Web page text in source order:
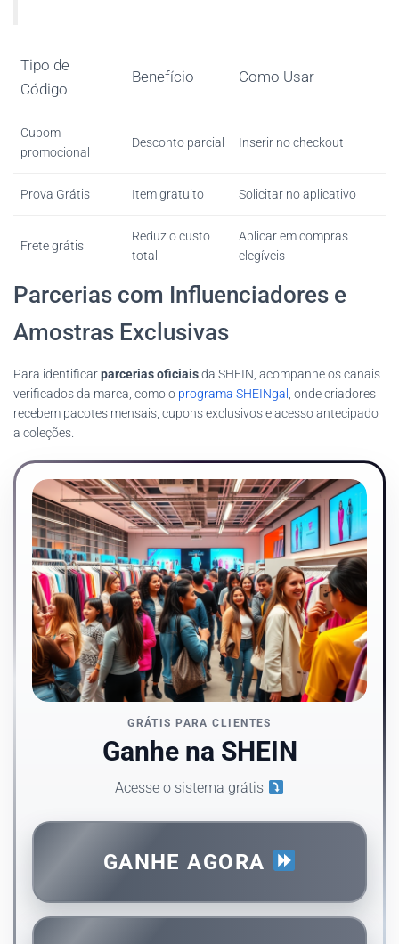
Tipo de
Código
Benefício Como Usar
Cupom
promocional
Desconto parcial Inserir no checkout
Prova Grátis Item gratuito Solicitar no aplicativo
Frete grátis
Reduz o custo
total
Aplicar em compras
elegíveis
Parcerias com Influenciadores e
Amostras Exclusivas
Para identificarparcerias oficiaisda SHEIN, acompanhe os canais
verificados da marca, como o programa SHEINgal
, onde criadores
recebem pacotes mensais, cupons exclusivos e acesso antecipado
a coleções.
GRÁTIS PARA CLIENTES
Ganhe na SHEIN
Acesse o sistema grátis
GANHE AGORA